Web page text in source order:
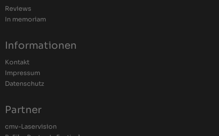
Reviews
In memoriam
Informationen
Kontakt
Impressum
Datenschutz
Partner
cmv-Laservision